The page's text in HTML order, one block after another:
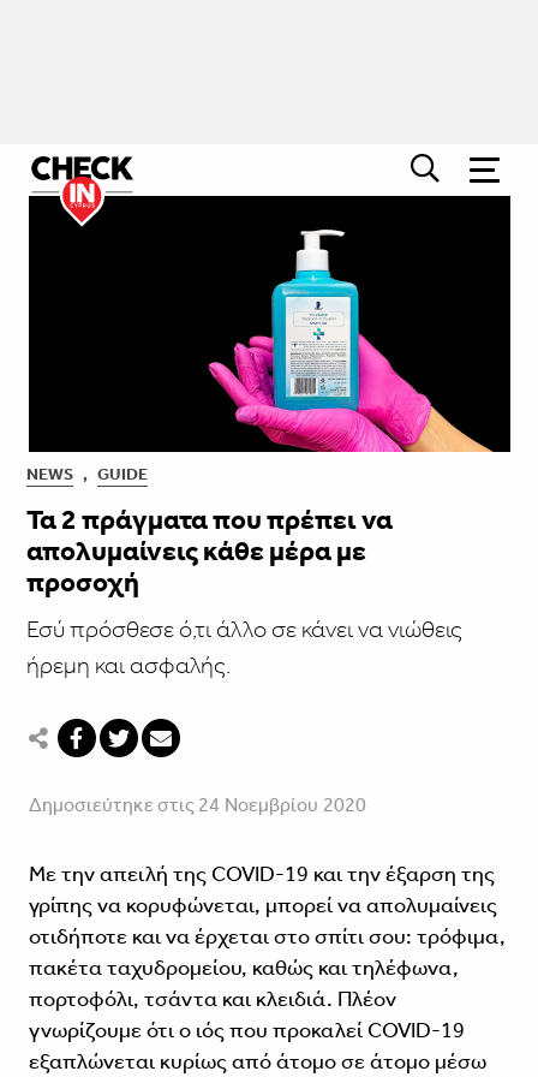
NEWS , GUIDE
Τα 2 πράγματα που πρέπει να
απολυμαίνεις κάθε μέρα με
προσοχή
Εσύ πρόσθεσε ό,τι άλλο σε κάνει να νιώθεις
ήρεμη και ασφαλής.
Δημοσιεύτηκε στις 24 Νοεμβρίου 2020
Με την απειλή της COVID-19 και την έξαρση της
γρίπης να κορυφώνεται, μπορεί να απολυμαίνεις
οτιδήποτε και να έρχεται στο σπίτι σου: τρόφιμα,
πακέτα ταχυδρομείου, καθώς και τηλέφωνα,
πορτοφόλι, τσάντα και κλειδιά. Πλέον
γνωρίζουμε ότι ο ιός που προκαλεί COVID-19
εξαπλώνεται κυρίως από άτομο σε άτομο μέσω